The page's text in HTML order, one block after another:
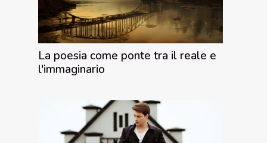
La poesia come ponte tra il reale e
l'immaginario